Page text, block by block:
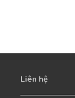
Liên hệ